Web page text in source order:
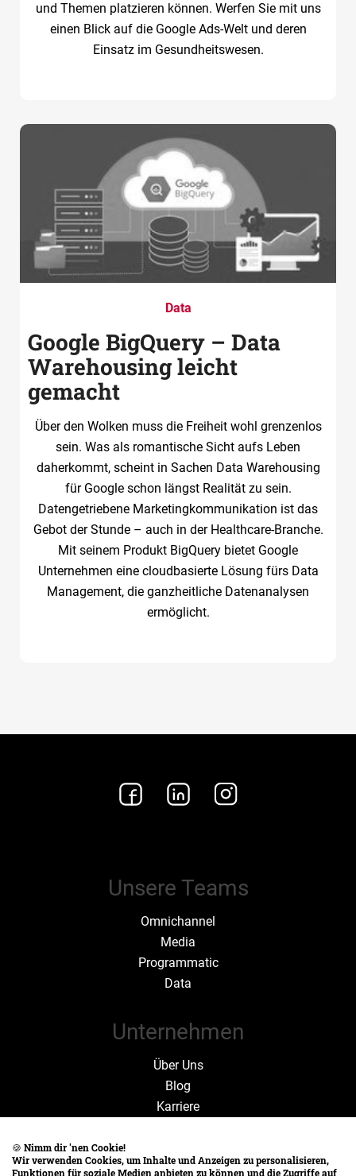
und Themen platzieren können. Werfen Sie mit uns
einen Blick auf die Google Ads-Welt und deren
Einsatz im Gesundheitswesen.
Data
Google BigQuery – Data
Warehousing leicht
gemacht
Über den Wolken muss die Freiheit wohl grenzenlos
sein. Was als romantische Sicht aufs Leben
daherkommt, scheint in Sachen Data Warehousing
für Google schon längst Realität zu sein.
Datengetriebene Marketingkommunikation ist das
Gebot der Stunde – auch in der Healthcare-Branche.
Mit seinem Produkt BigQuery bietet Google
Unternehmen eine cloudbasierte Lösung fürs Data
Management, die ganzheitliche Datenanalysen
ermöglicht.
Unsere Teams
Omnichannel
Media
Programmatic
Data
Unternehmen
Über Uns
Blog
Karriere
🍪 Nimm dir 'nen Cookie!
Wir verwenden Cookies, um Inhalte und Anzeigen zu personalisieren,
Funktionen für soziale Medien anbieten zu können und die Zugriffe auf